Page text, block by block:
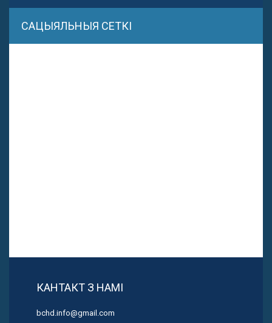
САЦЫЯЛЬНЫЯ СЕТКІ
КАНТАКТ З НАМІ
bchd.info@gmail.com